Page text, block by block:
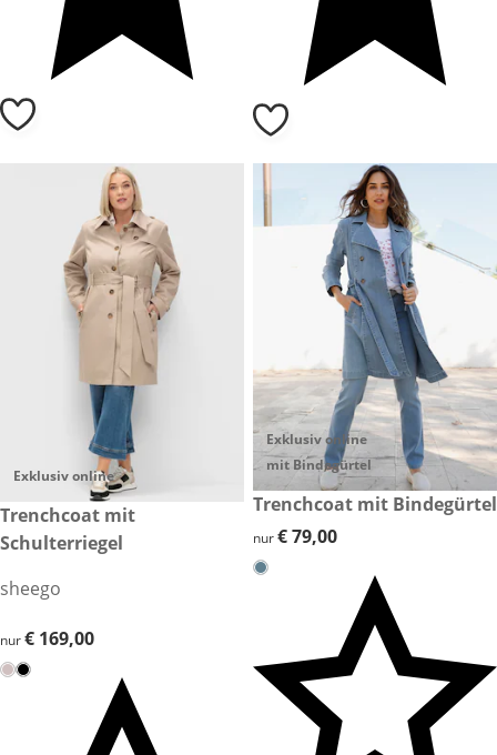
Exklusiv online
€ 169,00
Trenchcoat mit
Schulterriegel
sheego
€ 169,00
nur€ 169,00
Exklusiv online
mit Bindegürtel
€ 79,00
Trenchcoat mit Bindegürtel
€ 79,00
nur€ 79,00